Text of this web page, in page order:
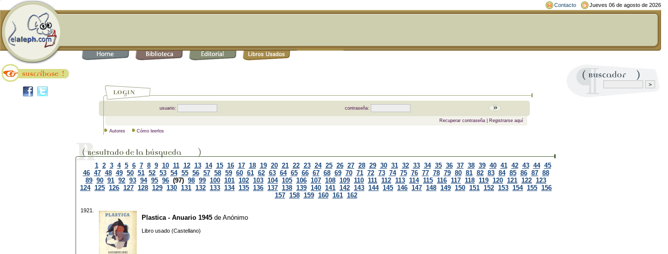
Contacto Jueves 06 de agosto de 2026
usuario: contraseña:
Recuperar contraseña| Registrarse aquí
Autores Cómo leerlos
1 2 3 4 5 6 7 8 9 10 11 12 13 14 15 16 17 18 19 20 21 22 23 24 25 26 27 28 29 30 31 32 33 34 35 36 37 38 39 40 41 42 43 44 45
46 47 48 49 50 51 52 53 54 55 56 57 58 59 60 61 62 63 64 65 66 67 68 69 70 71 72 73 74 75 76 77 78 79 80 81 82 83 84 85 86 87 88
89 90 91 92 93 94 95 96 (97) 98 99 100 101 102 103 104 105 106 107 108 109 110 111 112 113 114 115 116 117 118 119 120 121 122 123
124 125 126 127 128 129 130 131 132 133 134 135 136 137 138 139 140 141 142 143 144 145 146 147 148 149 150 151 152 153 154 155 156
157 158 159 160 161 162
1921.
Plastica - Anuario 1945 de Anónimo
Libro usado (Castellano)